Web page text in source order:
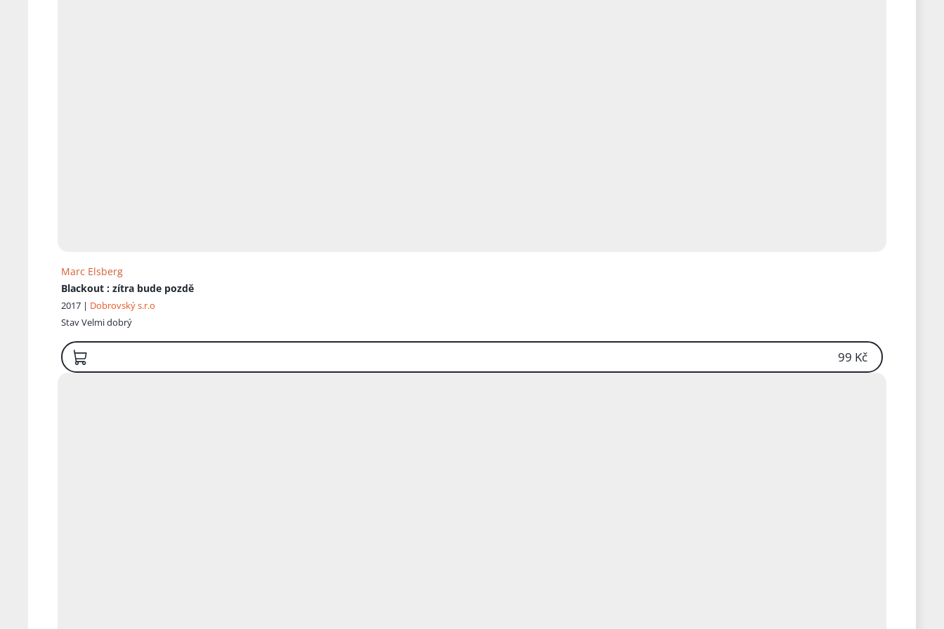
Marc Elsberg
Blackout : zítra bude pozdě
2017 | Dobrovský s.r.o
StavVelmi dobrý
99 Kč